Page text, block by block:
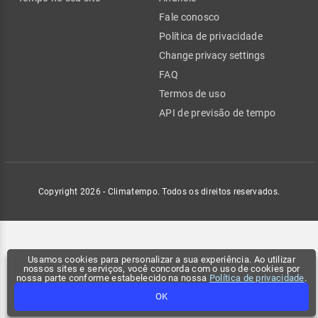
Usamos cookies para personalizar a sua experiência. Ao utilizar
nossos sites e serviços, você concorda com o uso de cookies por
nossa parte conforme estabelecido na nossa Política de privacidade.
OK
Fale conosco
Política de privacidade
Change privacy settings
FAQ
Termos de uso
API de previsão de tempo
Copyright 2026 - Climatempo. Todos os direitos reservados.